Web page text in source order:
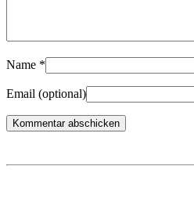
Name *
Email (optional)